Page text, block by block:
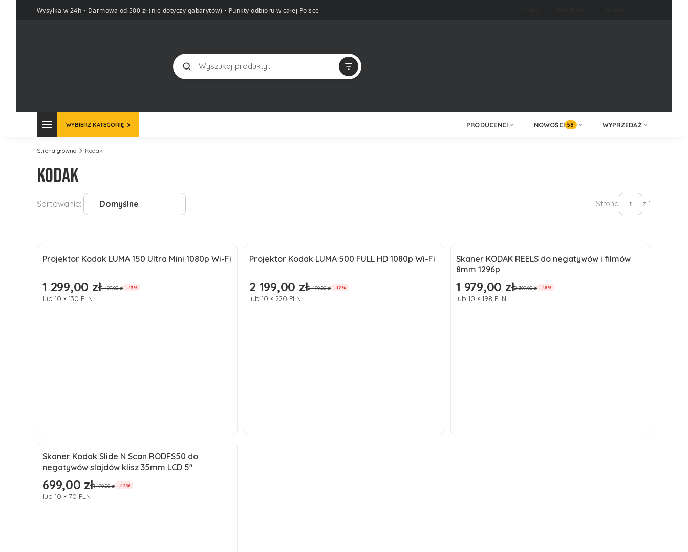
Wysyłka w 24h • Darmowa od 500 zł (nie dotyczy gabarytów) • Punkty odbioru w całej Polsce
Szukaj
WYBIERZ KATEGORIĘ PRODUCENCI NOWOŚCI 58 WYPRZEDAŻ
Strona główna Kodak
Kodak
Lista produktów
Sortowanie: Domyślne Strona z 1
Okazja
Projektor Kodak LUMA 150 Ultra Mini 1080p Wi-Fi
Cena promocyjna
1 299,00 zł1 499,00 zł -13%
lub 10 × 130 PLN
Do koszyka
Okazja
Projektor Kodak LUMA 500 FULL HD 1080p Wi-Fi
Cena promocyjna
2 199,00 zł2 499,00 zł -12%
lub 10 × 220 PLN
Okazja
Skaner KODAK REELS do negatywów i filmów
8mm 1296p
Cena promocyjna
1 979,00 zł2 399,00 zł -18%
lub 10 × 198 PLN
Okazja
Skaner Kodak Slide N Scan RODFS50 do
negatywów slajdów klisz 35mm LCD 5"
Cena promocyjna
699,00 zł1 199,00 zł -42%
lub 10 × 70 PLN